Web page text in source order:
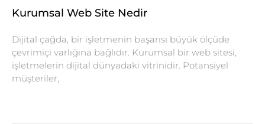
Kurumsal Web Site Nedir
Dijital çağda, bir işletmenin başarısı büyük ölçüde
çevrimiçi varlığına bağlıdır. Kurumsal bir web sitesi,
işletmelerin dijital dünyadaki vitrinidir. Potansiyel
müşteriler,